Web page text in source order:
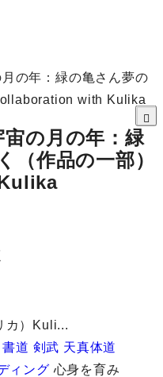
の年：緑の亀さん夢の
with Kulika
の月の年：緑
（作品の一部）
カ）Kuli...
道 剣武 天真体道
ィング 心身を育み